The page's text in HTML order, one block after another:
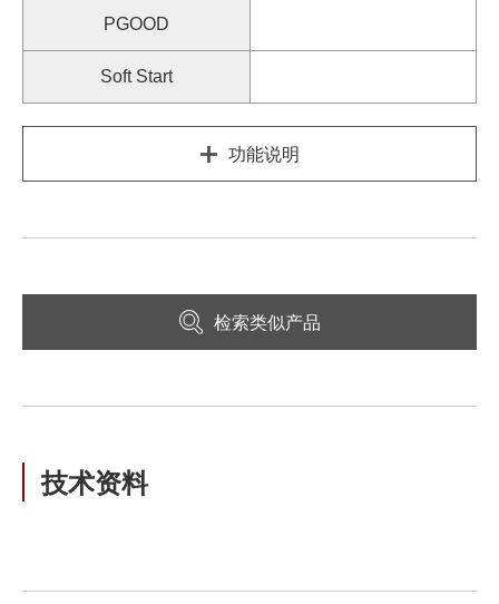
PGOOD
Soft Start
功能说明
检索类似产品
技术资料